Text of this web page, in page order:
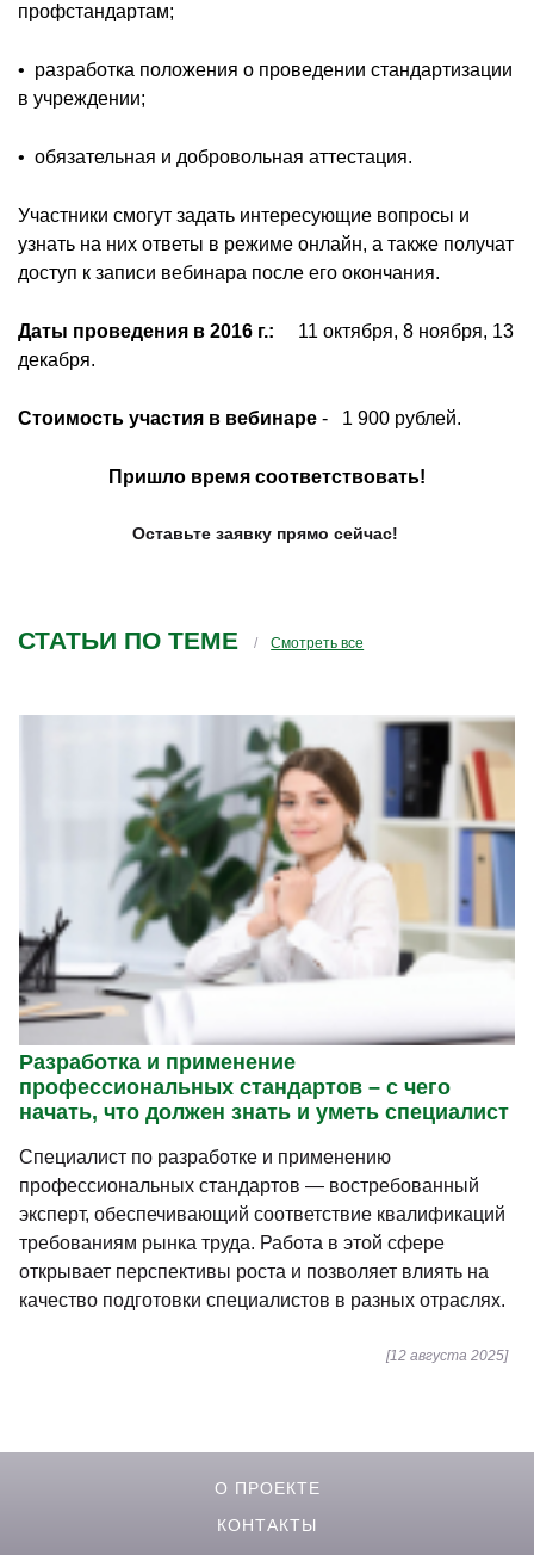
профстандартам;
• разработка положения о проведении стандартизации
в учреждении;
• обязательная и добровольная аттестация.
Участники смогут задать интересующие вопросы и
узнать на них ответы в режиме онлайн, а также получат
доступ к записи вебинара после его окончания.
Даты проведения в 2016 г.:
11 октября, 8 ноября, 13
декабря.
Стоимость участия в вебинаре - 1 900 рублей.
Пришло время соответствовать!
Оставьте заявку прямо сейчас!
СТАТЬИ ПО ТЕМЕ Смотреть все
Разработка и применение
профессиональных стандартов – с чего
начать, что должен знать и уметь специалист
Специалист по разработке и применению
профессиональных стандартов — востребованный
эксперт, обеспечивающий соответствие квалификаций
требованиям рынка труда. Работа в этой сфере
открывает перспективы роста и позволяет влиять на
качество подготовки специалистов в разных отраслях.
[12 августа 2025]
О ПРОЕКТЕ
КОНТАКТЫ